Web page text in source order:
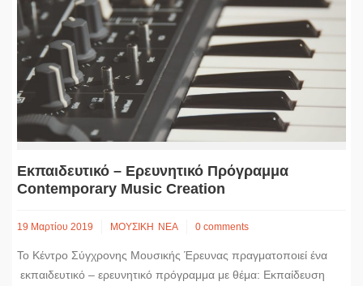
Εκπαιδευτικό – Ερευνητικό Πρόγραμμα
Contemporary Music Creation
19 Μαρτίου 2019 ΜΟΥΣΙΚΗ ΝΕΑ 0 comments
Το Κέντρο Σύγχρονης Μουσικής Έρευνας πραγματοποιεί ένα
εκπαιδευτικό – ερευνητικό πρόγραμμα με θέμα: Εκπαίδευση